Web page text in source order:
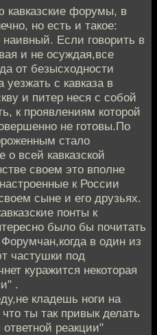
кавказские форумы, в
но есть и такое:
Если говорить в
и не осуждая,все
от безысходности
с кавказа в
и питер неся с собой
к проявлениям которой
не готовы.По
стало
о всей кавказской
своем это вполне
к России
сыне и его друзьях.
понты к
было бы почитать
в один из
частушки под
куражится некоторая
.
кладешь ноги на
ты так привык делать
реакции"